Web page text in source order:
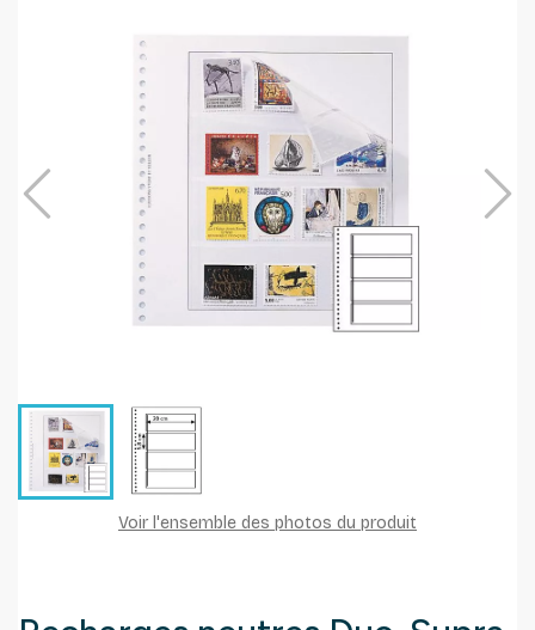
Voir l'ensemble des photos du produit